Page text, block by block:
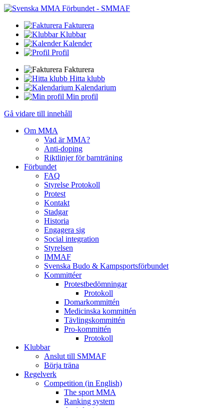
Fakturera
Klubbar
Kalender
Profil
Fakturera
Hitta klubb
Kalendarium
Min profil
Gå vidare till innehåll
Om MMA
Vad är MMA?
Anti-doping
Riktlinjer för barnträning
Förbundet
FAQ
Styrelse Protokoll
Protest
Kontakt
Stadgar
Historia
Engagera sig
Social integration
Styrelsen
IMMAF
Svenska Budo & Kampsportsförbundet
Kommittéer
Protestbedömningar
Protokoll
Domarkommittén
Medicinska kommittén
Tävlingskommittén
Pro-kommittén
Protokoll
Klubbar
Anslut till SMMAF
Börja träna
Regelverk
Competition (in English)
The sport MMA
Ranking system